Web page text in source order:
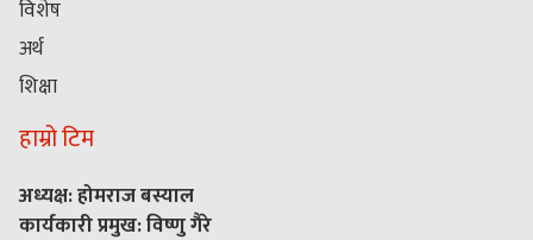
विशेष
अर्थ
शिक्षा
हाम्रो टिम
अध्यक्ष: होमराज बस्याल
कार्यकारी प्रमुख: विष्णु गैरे